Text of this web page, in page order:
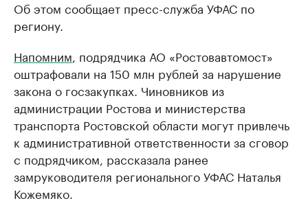
Об этом сообщает пресс-служба УФАС по
региону.
Напомним , подрядчика АО «Ростовавтомост»
оштрафовали на 150 млн рублей за нарушение
закона о госзакупках. Чиновников из
администрации Ростова и министерства
транспорта Ростовской области могут привлечь
к административной ответственности за сговор
с подрядчиком, рассказала ранее
замруководителя регионального УФАС Наталья
Кожемяко.